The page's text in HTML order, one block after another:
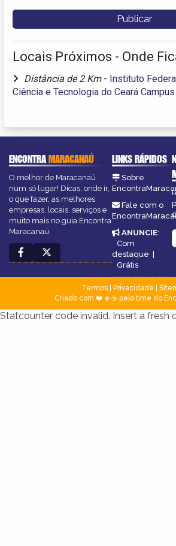
Locais Próximos - Onde
Distância de 2 Km - Instituto
Ciência e Tecnologia do Ceará
ENCONTRAMARACANAÚ
O melhor de Maracanaú
num só lugar! Dicas, onde ir,
o que fazer, as melhores
empresas, locais, serviços e
muito mais no guia Encontra
Maracanaú.
LINKS RÁPIDOS
Sobre
Fale com o
ANUNCIE:
Com
destaque |
Grátis
Termos| Privacidade
Criado com ❤️ e ☕ pelo time do
Statcounter code invalid. Insert a fresh